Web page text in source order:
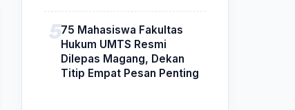
75 Mahasiswa Fakultas
Hukum UMTS Resmi
Dilepas Magang, Dekan
Titip Empat Pesan Penting